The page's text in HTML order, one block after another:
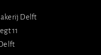
Delft
11